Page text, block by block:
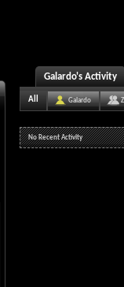
Galardo's Activity
All Galardo
No Recent Activity